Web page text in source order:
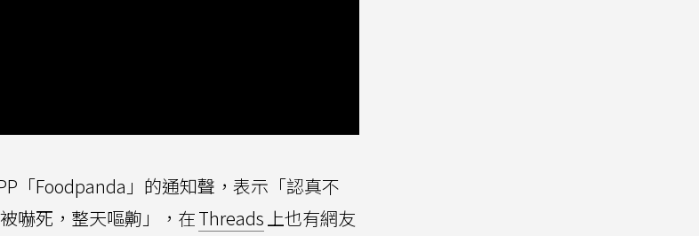
「Foodpanda」的通知聲，表示「認真不
嚇死，整天嘔齁」，在Threads上也有網友